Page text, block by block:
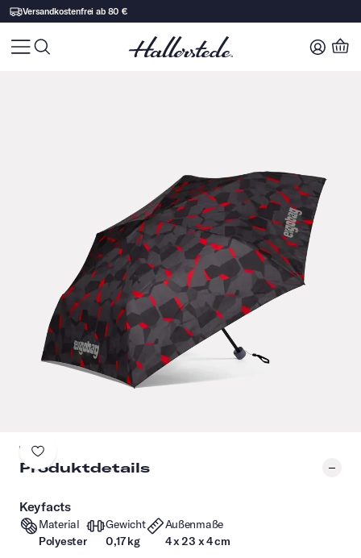
30 Tage Rückgaberecht
Produktdetails
Keyfacts
Material
Polyester
Gewicht
0,17 kg
Außenmaße
4 x 23 x 4 cm